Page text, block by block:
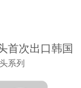
南④
首次出口韩国
系列